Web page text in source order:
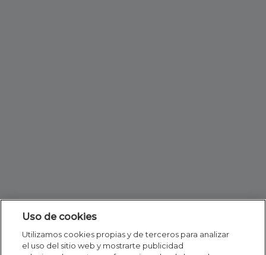
Uso de cookies
Utilizamos cookies propias y de terceros para analizar
el uso del sitio web y mostrarte publicidad